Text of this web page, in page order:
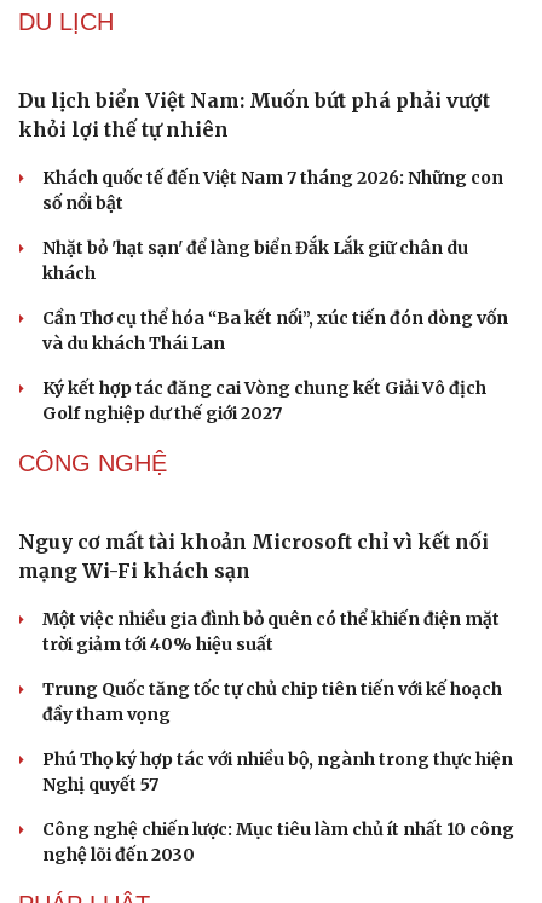
Từ vụ MCK gỡ 19 ca khúc: Không thể gây sốc rồi
chỉ xin lỗi là xong
Hà Nội sắp cải tạo 131 vòm cầu đá: Đánh thức di sản giữa
lòng phố cổ
Đưa bản sắc văn hóa người Mường trở thành động lực
phát triển du lịch cộng đồng
Ba phim Việt cùng “đổ bộ” phòng vé tháng 8, đối đầu
loạt bom tấn ngoại
Thanh âm vượt đại dương: Chuyện chưa kể về bản tình
DU LỊCH